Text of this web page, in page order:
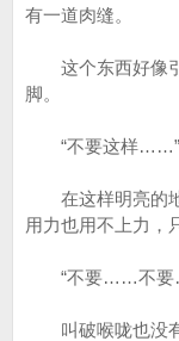
有一道肉缝。
这个东西好像引
脚。
“不要这样……”
在这样明亮的地
用力也用不上力，
“不要……不要
叫破喉咙也没有